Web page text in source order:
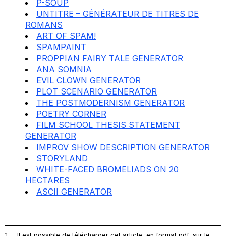
P-SOUP
UNTITRE – GÉNÉRATEUR DE TITRES DE
ROMANS
ART OF SPAM!
SPAMPAINT
PROPPIAN FAIRY TALE GENERATOR
ANA SOMNIA
EVIL CLOWN GENERATOR
PLOT SCENARIO GENERATOR
THE POSTMODERNISM GENERATOR
POETRY CORNER
FILM SCHOOL THESIS STATEMENT
GENERATOR
IMPROV SHOW DESCRIPTION GENERATOR
STORYLAND
WHITE-FACED BROMELIADS ON 20
HECTARES
ASCII GENERATOR